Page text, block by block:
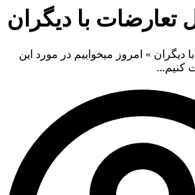
تعارضات با دیگران
دیگران » امروز میخواییم در مورد این
کنیم...